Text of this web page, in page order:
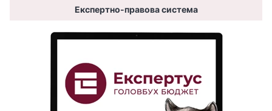
Експертно-правова система